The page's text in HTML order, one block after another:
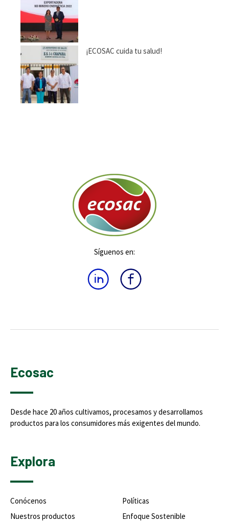
¡ECOSAC cuida tu salud!
Síguenos en:
Ecosac
Desde hace 20 años cultivamos, procesamos y desarrollamos
productos para los consumidores más exigentes del mundo.
Explora
Conócenos
Nuestros productos
Políticas
Enfoque Sostenible